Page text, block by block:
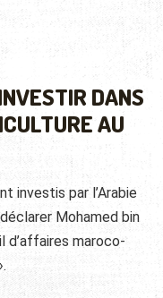
DANS
AU
investis par l’Arabie
Mohamed bin
d’affaires maroco-